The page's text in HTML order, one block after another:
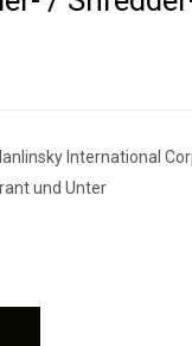
International
und Unter